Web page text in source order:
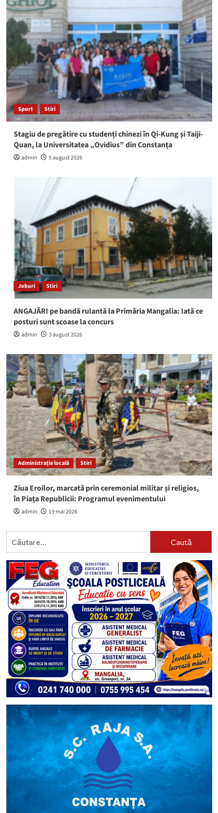
Sport Stiri
Stagiu de pregătire cu studenți chinezi în Qi-Kung și Taiji-
Quan, la Universitatea „Ovidius” din Constanța
admin 5 august 2026
Joburi Stiri
ANGAJĂRI pe bandă rulantă la Primăria Mangalia: Iată ce
posturi sunt scoase la concurs
admin 3 august 2026
Administrație locală Stiri
Ziua Eroilor, marcată prin ceremonial militar și religios,
în Piața Republicii: Programul evenimentului
admin 19 mai 2026
Caută